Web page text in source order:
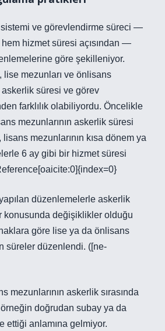
sistemi ve görevlendirme süreci —
hizmet süresi açısından —
göre şekilleniyor.
lise mezunları ve önlisans
askerlik süresi ve görev
farklılık olabiliyordu. Öncelikle
mezunlarının askerlik süresi
mezunlarının kısa dönem ya
6 ay gibi bir hizmet süresi
düzenlemelerle askerlik
konusunda değişiklikler olduğu
göre lise ya da önlisans
süreler düzenlendi. ([ne-
mezunlarının askerlik sırasında
doğrudan subay ya da
anlamına gelmiyor.